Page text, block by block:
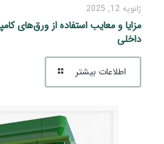
ژانویه 12, 2025
مزایا و معایب استفاده از ورق‌های
داخلی
اطلاعات بیشتر